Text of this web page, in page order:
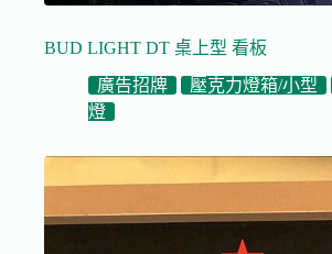
BUD LIGHT DT 桌上型 看板
廣告招牌
壓克力燈箱/小型
燈